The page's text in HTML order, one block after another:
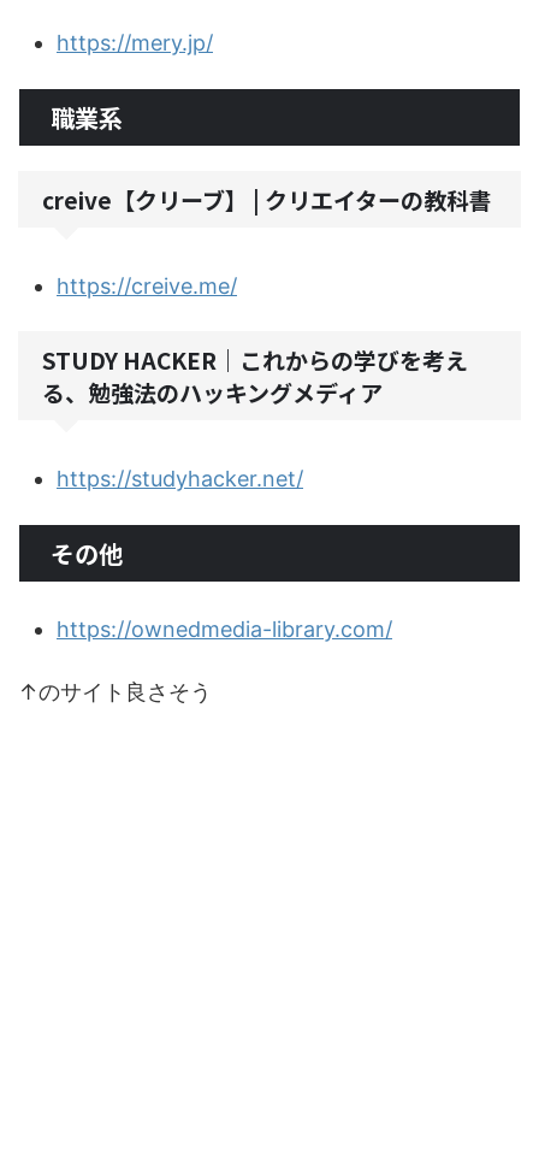
https://mery.jp/
職業系
creive【クリーブ】 | クリエイターの教科書
https://creive.me/
STUDY HACKER｜これからの学びを考え
る、勉強法のハッキングメディア
https://studyhacker.net/
その他
https://ownedmedia-library.com/
↑のサイト良さそう